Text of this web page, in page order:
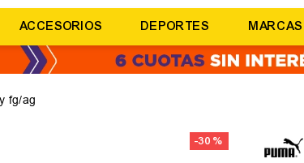
MÁS BUSCADOS
ACCESORIOS DEPORTES MARCAS
fg/ag
-30 %